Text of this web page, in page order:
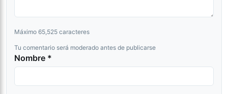
Máximo 65,525 caracteres
Tu comentario será moderado antes de publicarse
Nombre *